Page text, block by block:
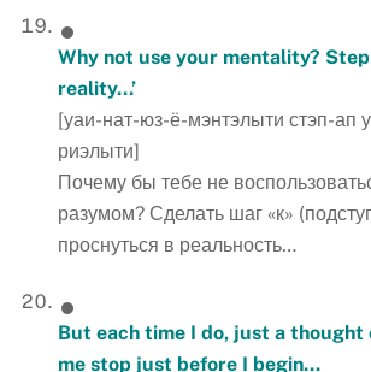
Why not use your mentality?
reality…’
[уаи-нат-юз-ё-мэнтэлыти стэп-ап
риэлыти]
Почему бы тебе не
разумом? Сделать шаг «к»
проснуться в реальность…
But each time I do, just a thought
me stop just before I begin…